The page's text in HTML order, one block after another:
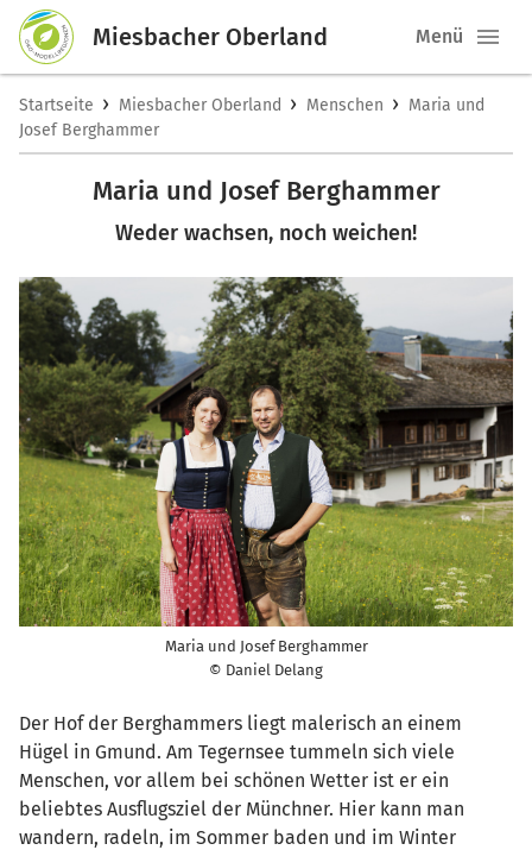
Miesbacher Oberland Menü
Startseite › Miesbacher Oberland › Menschen › Maria und
Josef Berghammer
Maria und Josef Berghammer
Weder wachsen, noch weichen!
Maria und Josef Berghammer
© Daniel Delang
Der Hof der Berghammers liegt malerisch an einem
Hügel in Gmund. Am Tegernsee tummeln sich viele
Menschen, vor allem bei schönen Wetter ist er ein
beliebtes Ausflugsziel der Münchner. Hier kann man
wandern, radeln, im Sommer baden und im Winter